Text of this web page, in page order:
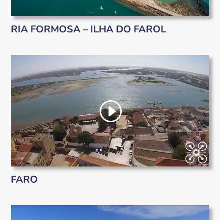
RIA FORMOSA – ILHA DO FAROL
FARO